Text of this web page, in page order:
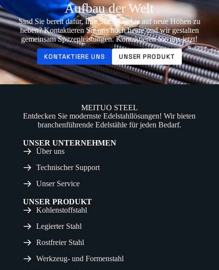
Aufbau der Welt
Sind Sie bereit dafür, Ihre Stahlprojekte auf neue Höhen zu
heben? Kontaktieren Sie uns noch heute und wir gestalten
gemeinsam Spitzenleistungen. Kontaktieren Sie uns jetzt!
KONTAKTIERE UNS UNSER PRODUKT
MEITUO STEEL
Entdecken Sie modernste Edelstahllösungen! Wir bieten
branchenführende Edelstähle für jeden Bedarf.
UNSER UNTERNEHMEN
Über uns
Technischer Support
Unser Service
UNSER PRODUKT
Kohlenstoffstahl
Legierter Stahl
Rostfreier Stahl
Werkzeug- und Formenstahl